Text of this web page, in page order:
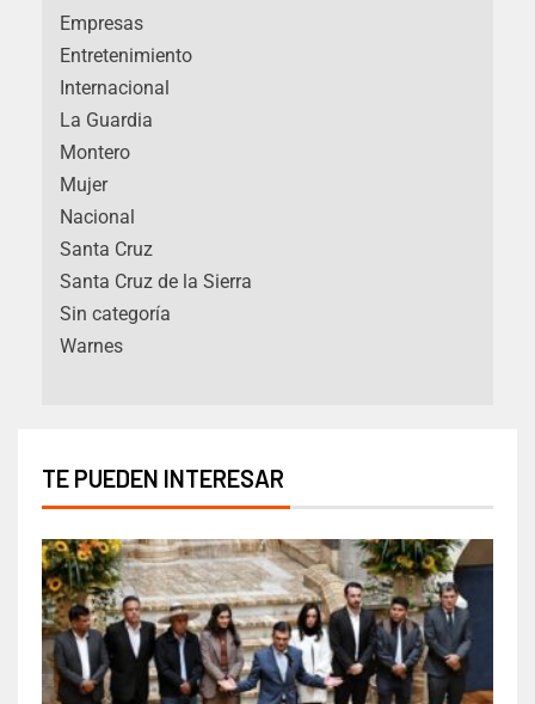
Empresas
Entretenimiento
Internacional
La Guardia
Montero
Mujer
Nacional
Santa Cruz
Santa Cruz de la Sierra
Sin categoría
Warnes
TE PUEDEN INTERESAR